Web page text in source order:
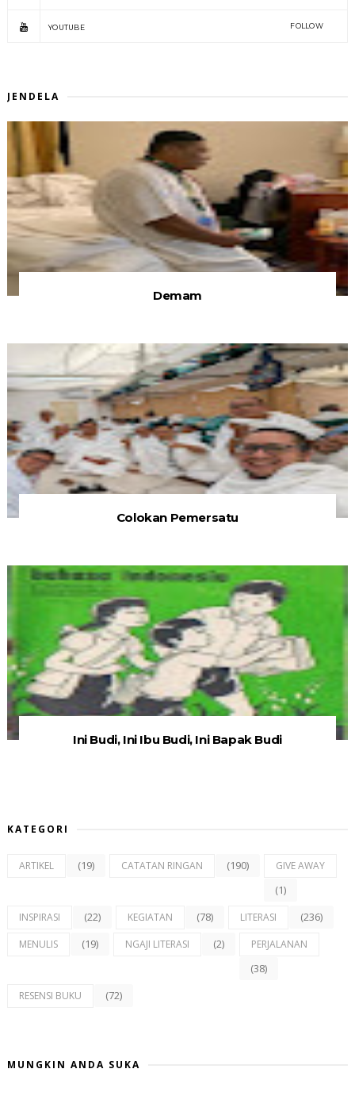
YOUTUBE FOLLOW
JENDELA
Demam
Colokan Pemersatu
Ini Budi, Ini Ibu Budi, Ini Bapak Budi
KATEGORI
ARTIKEL (19) CATATAN RINGAN (190) GIVE AWAY
(1)
INSPIRASI (22) KEGIATAN (78) LITERASI (236)
MENULIS (19) NGAJI LITERASI (2) PERJALANAN
(38)
RESENSI BUKU (72)
MUNGKIN ANDA SUKA